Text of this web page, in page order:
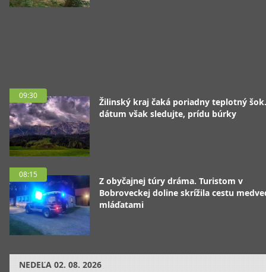
09:30
Žilinský kraj čaká poriadny teplotný
dátum však sledujte, prídu búrky
08:15
Z obyčajnej túry dráma. Turistom v
Bobroveckej doline skrížila cestu
mláďatami
NEDEĽA 02. 08. 2026